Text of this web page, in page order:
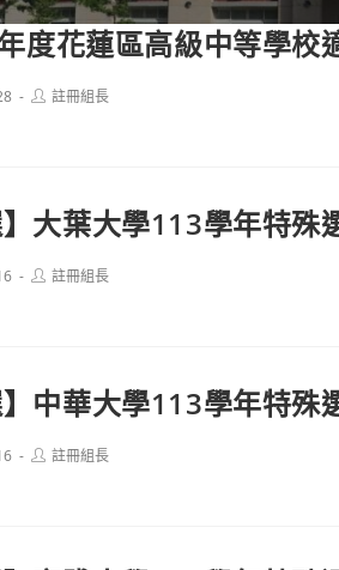
度花蓮區高級中等學校
Post註冊組長
】大葉大學113學年特殊
Post註冊組長
】中華大學113學年特殊
Post註冊組長